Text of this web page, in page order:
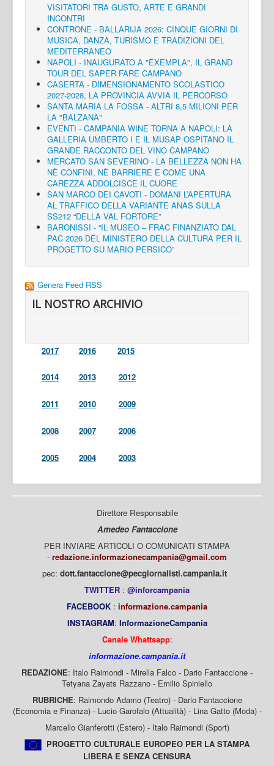
VISITATORI TRA GUSTO, ARTE E GRANDI
INCONTRI
CONTRONE - BALLARIJA 2026: CINQUE GIORNI DI
MUSICA, DANZA, TURISMO E TRADIZIONI DEL
MEDITERRANEO
NAPOLI - INAUGURATO A "EXEMPLA", IL GRAND
TOUR DEL SAPER FARE CAMPANO
CASERTA - DIMENSIONAMENTO SCOLASTICO
2027-2028, LA PROVINCIA AVVIA IL PERCORSO
SANTA MARIA LA FOSSA - ALTRI 8,5 MILIONI PER
LA "BALZANA"
EVENTI - CAMPANIA WINE TORNA A NAPOLI: LA
GALLERIA UMBERTO I E IL MUSAP OSPITANO IL
GRANDE RACCONTO DEL VINO CAMPANO
MERCATO SAN SEVERINO - LA BELLEZZA NON HA
NÈ CONFINI, NÈ BARRIERE E COME UNA
CAREZZA ADDOLCISCE IL CUORE
SAN MARCO DEI CAVOTI - DOMANI L’APERTURA
AL TRAFFICO DELLA VARIANTE ANAS SULLA
SS212 “DELLA VAL FORTORE”
BARONISSI - “IL MUSEO – FRAC FINANZIATO DAL
PAC 2026 DEL MINISTERO DELLA CULTURA PER IL
PROGETTO SU MARIO PERSICO”
Genera Feed RSS
IL NOSTRO ARCHIVIO
2017 2016 2015
2014 2013 2012
2011 2010 2009
2008 2007 2006
2005 2004 2003
Direttore Responsabile
Amedeo Fantaccione
PER INVIARE ARTICOLI O COMUNICATI STAMPA
- redazione.informazionecampania@gmail.com
pec: dott.fantaccione@pecgiornalisti.campania.it
TWITTER : @inforcampania
FACEBOOK : informazione.campania
INSTAGRAM: InformazioneCampania
Canale Whattsapp:
informazione.campania.it
REDAZIONE: Italo Raimondi - Mirella Falco - Dario Fantaccione -
Tetyana Zayats Razzano - Emilio Spiniello
RUBRICHE: Raimondo Adamo (Teatro) - Dario Fantaccione
(Economia e Finanza) - Lucio Garofalo (Attualità) - Lina Gatto (Moda) -
Marcello Gianferotti (Estero) - Italo Raimondi (Sport)
PROGETTO CULTURALE EUROPEO PER LA STAMPA
LIBERA E SENZA CENSURA